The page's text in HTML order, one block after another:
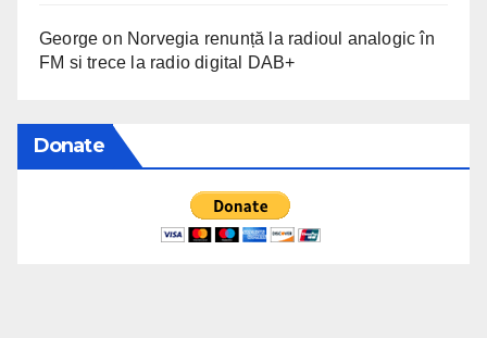
George on Norvegia renunță la radioul analogic în
FM si trece la radio digital DAB+
Donate